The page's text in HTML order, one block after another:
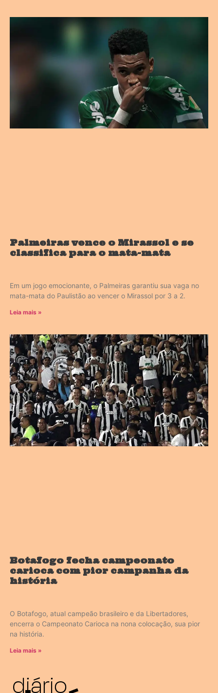
Palmeiras vence o Mirassol e se
classifica para o mata-mata
Em um jogo emocionante, o Palmeiras garantiu sua vaga no
mata-mata do Paulistão ao vencer o Mirassol por 3 a 2.
Leia mais »
Botafogo fecha campeonato
carioca com pior campanha da
história
O Botafogo, atual campeão brasileiro e da Libertadores,
encerra o Campeonato Carioca na nona colocação, sua pior
na história.
Leia mais »